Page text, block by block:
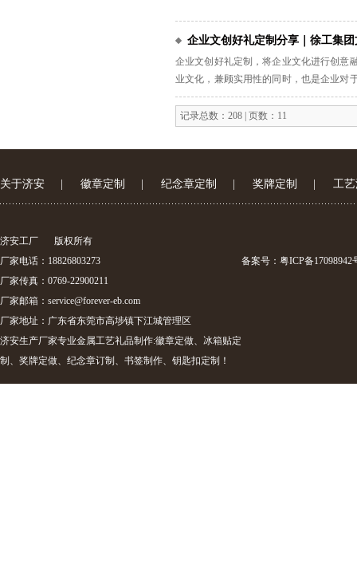
企业文创好礼定制分享｜徐工集
企业文创好礼定制，将企业文化进行创意
业文化，兼顾实用性的同时，也是企业对
人惊叹的企业文创好礼，让您的企业文化
记录总数：208 | 页数：11
关于济安 徽章定制 纪念章定制 奖牌定制 工
济安工厂
版权所有
厂家电话：18826803273
厂家传真：0769-22900211
厂家邮箱： service@forever-eb.com
厂家地址：广东省东莞市高埗镇下江城管理区
济安生产厂家专业金属工艺礼品制作:徽章定做、冰箱贴定
制、奖牌定做、纪念章订制、书签制作、钥匙扣定制！
备案号： 粤ICP备17098942